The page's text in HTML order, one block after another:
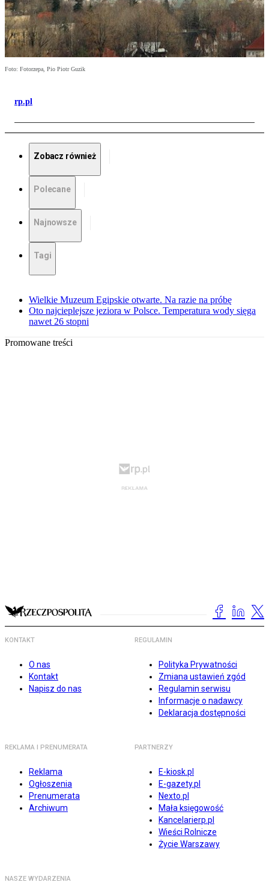
Foto: Fotorzepa, Pio Piotr Guzik
rp.pl
Zobacz również
Polecane
Najnowsze
Tagi
Wielkie Muzeum Egipskie otwarte. Na razie na próbę
Oto najcieplejsze jeziora w Polsce. Temperatura wody sięga
nawet 26 stopni
Promowane treści
KONTAKT
O nas
Kontakt
Napisz do nas
REGULAMIN
Polityka Prywatności
Zmiana ustawień zgód
Regulamin serwisu
Informacje o nadawcy
Deklaracja dostępności
REKLAMA I PRENUMERATA
Reklama
Ogłoszenia
Prenumerata
Archiwum
PARTNERZY
E-kiosk.pl
E-gazety.pl
Nexto.pl
Mała księgowość
Kancelarierp.pl
Wieści Rolnicze
Życie Warszawy
NASZE WYDARZENIA